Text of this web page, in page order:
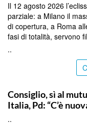
Il 12 agosto 2026
parziale: a Milano il
di copertura, a Roma
fasi di totalità, servono
..
Consiglio, sì al
Italia, Pd: “C’è
..